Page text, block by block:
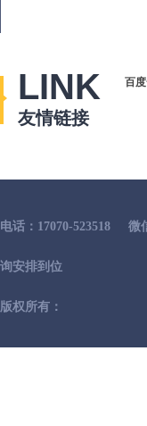
LINK
友情链接
百
电话：17070-523518 微
询安排到位
版权所有：